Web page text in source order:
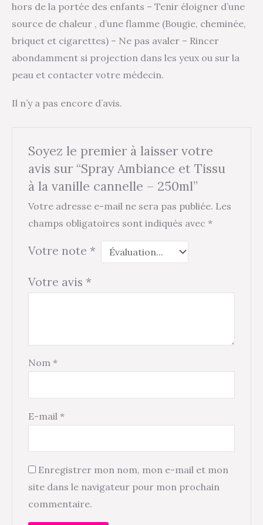
hors de la portée des enfants – Tenir éloigner d’une
source de chaleur , d’une flamme (Bougie, cheminée,
briquet et cigarettes) – Ne pas avaler – Rincer
abondamment si projection dans les yeux ou sur la
peau et contacter votre médecin.
Il n’y a pas encore d’avis.
Soyez le premier à laisser votre
avis sur “Spray Ambiance et Tissu
à la vanille cannelle – 250ml”
Votre adresse e-mail ne sera pas publiée. Les
champs obligatoires sont indiqués avec *
Votre note *
Votre avis *
Nom *
E-mail *
Enregistrer mon nom, mon e-mail et mon
site dans le navigateur pour mon prochain
commentaire.